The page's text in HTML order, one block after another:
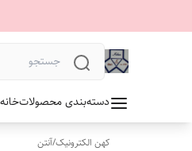
دسته‌بندی محصولاتخانه
کهن الکترونیک/آنتن